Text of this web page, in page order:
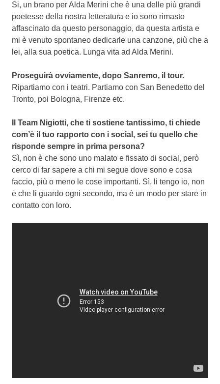
Si, un brano per Alda Merini che è una delle più grandi
poetesse della nostra letteratura e io sono rimasto
affascinato da questo personaggio, da questa artista e
mi è venuto spontaneo dedicarle una canzone, più che a
lei, alla sua poetica. Lunga vita ad Alda Merini.
Proseguirà ovviamente, dopo Sanremo, il tour.
Ripartiamo con i teatri. Partiamo con San Benedetto del
Tronto, poi Bologna, Firenze etc.
Il Team Nigiotti, che ti sostiene tantissimo, ti chiede
com’è il tuo rapporto con i social, sei tu quello che
risponde sempre in prima persona?
Sì, non è che sono uno malato e fissato di social, però
cerco di far sapere a chi mi segue dove sono e cosa
faccio, più o meno le cose importanti. Sì, li tengo io, non
è che li guardo ogni secondo, ma è un modo per stare in
contatto con loro.